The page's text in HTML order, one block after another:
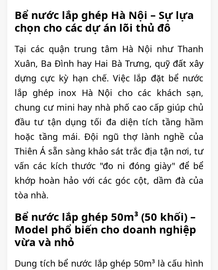
Bể nước lắp ghép Hà Nội – Sự lựa
chọn cho các dự án lõi thủ đô
Tại các quận trung tâm Hà Nội như Thanh
Xuân, Ba Đình hay Hai Bà Trưng, quỹ đất xây
dựng cực kỳ hạn chế. Việc lắp đặt bể nước
lắp ghép inox Hà Nội cho các khách sạn,
chung cư mini hay nhà phố cao cấp giúp chủ
đầu tư tận dụng tối đa diện tích tầng hầm
hoặc tầng mái. Đội ngũ thợ lành nghề của
Thiên Á sẵn sàng khảo sát trắc địa tận nơi, tư
vấn các kích thước "đo ni đóng giày" để bể
khớp hoàn hảo với các góc cột, dầm đà của
tòa nhà.
Bể nước lắp ghép 50m³ (50 khối) –
Model phổ biến cho doanh nghiệp
vừa và nhỏ
Dung tích bể nước lắp ghép 50m³ là cấu hình